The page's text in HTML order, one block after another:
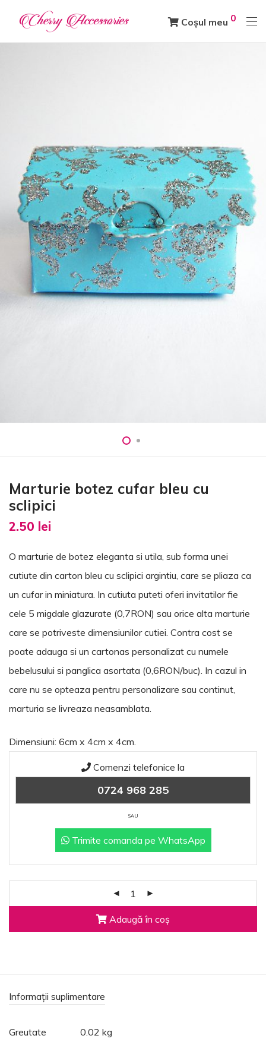
Coșul meu 0
Marturie botez cufar bleu cu
sclipici
2.50 lei
O marturie de botez eleganta si utila, sub forma unei
cutiute din carton bleu cu sclipici argintiu, care se pliaza ca
un cufar in miniatura. In cutiuta puteti oferi invitatilor fie
cele 5 migdale glazurate (0,7RON) sau orice alta marturie
care se potriveste dimensiunilor cutiei. Contra cost se
poate adauga si un cartonas personalizat cu numele
bebelusului si panglica asortata (0,6RON/buc). In cazul in
care nu se opteaza pentru personalizare sau continut,
marturia se livreaza neasamblata.
Dimensiuni: 6cm x 4cm x 4cm.
Comenzi telefonice la
0724 968 285
SAU
Trimite comanda pe WhatsApp
Adaugă în coș
Informații suplimentare
Greutate 0.02 kg